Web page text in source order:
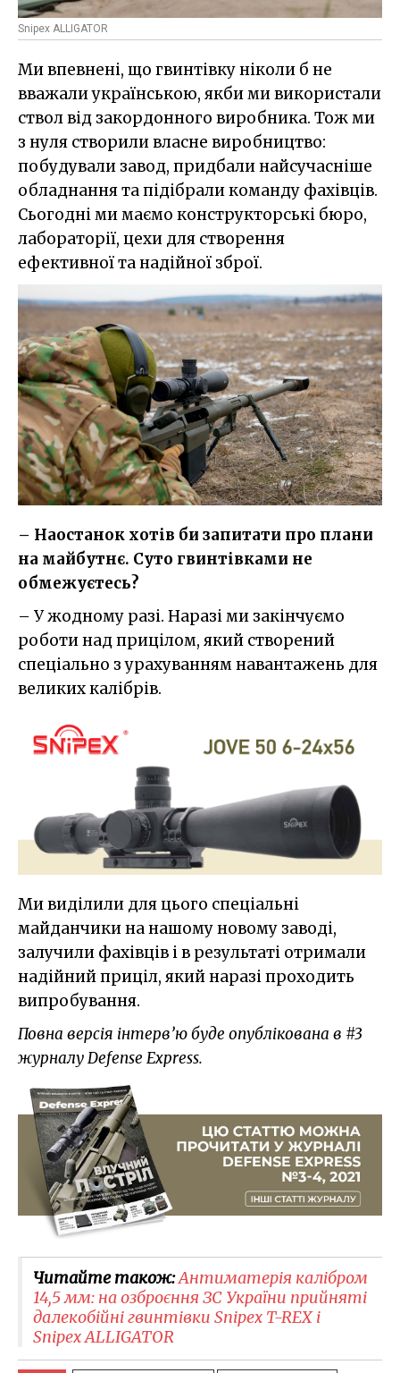
Snipex ALLIGATOR
Ми впевнені, що гвинтівку ніколи б не
вважали українською, якби ми використали
ствол від закордонного виробника. Тож ми
з нуля створили власне виробництво:
побудували завод, придбали найсучасніше
обладнання та підібрали команду фахівців.
Сьогодні ми маємо конструкторські бюро,
лабораторії, цехи для створення
ефективної та надійної зброї.
– Наостанок хотів би запитати про плани
на майбутнє. Суто гвинтівками не
обмежуєтесь?
– У жодному разі. Наразі ми закінчуємо
роботи над прицілом, який створений
спеціально з урахуванням навантажень для
великих калібрів.
Ми виділили для цього спеціальні
майданчики на нашому новому заводі,
залучили фахівців і в результаті отримали
надійний приціл, який наразі проходить
випробування.
Повна версія інтерв’ю буде опублікована в #3
журналу Defense Express.
Читайте також:Антиматерія калібром
14,5 мм: на озброєння ЗС України прийняті
далекобійні гвинтівки Snipex T-REX і
Snipex ALLIGATOR